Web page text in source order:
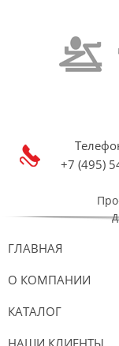
+7 (495)
ГЛАВНАЯ
О КОМПАНИИ
КАТАЛОГ
НАШИ КЛИЕНТЫ